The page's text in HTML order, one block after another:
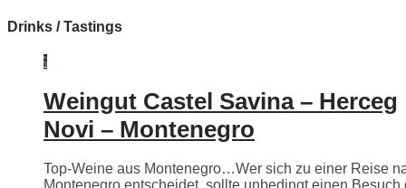
Drinks / Tastings
Weingut Castel Savina – Herceg
Novi – Montenegro
Top-Weine aus Montenegro…Wer sich zu einer Reise
Montenegro entscheidet, sollte unbedingt einen Besuch